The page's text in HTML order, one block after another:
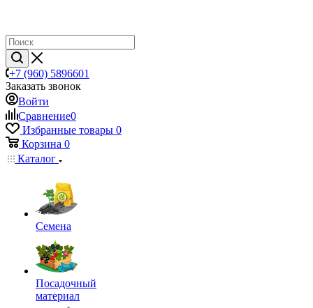
+7 (960) 5896601
Заказать звонок
Войти
Сравнение0
Избранные товары 0
Корзина 0
Каталог
Семена
Посадочный
материал